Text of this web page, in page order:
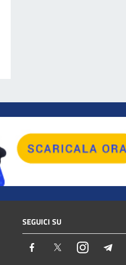
SEGUICI SU
Facebook TwitterInstagram